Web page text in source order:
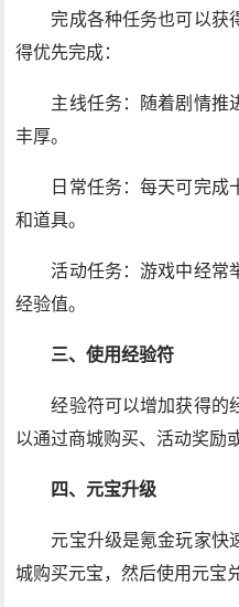
完成各种任务也可以获
得优先完成：
主线任务：随着剧情推
丰厚。
日常任务：每天可完成
和道具。
活动任务：游戏中经常
经验值。
三、使用经验符
经验符可以增加获得的
以通过商城购买、活动奖励
四、元宝升级
元宝升级是氪金玩家快
城购买元宝，然后使用元宝